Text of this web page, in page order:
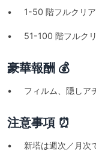
• 1-50 階フルクリア
• 51-100 階フルクリ
豪華報酬 💰
• フィルム、隠しア
注意事項 ⏰
• 新塔は週次／月次